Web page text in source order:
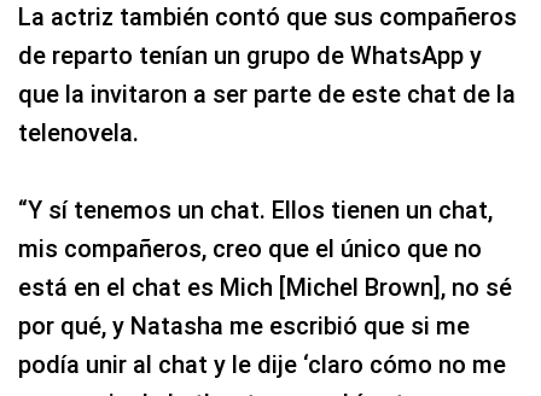
La actriz también contó que sus compañeros
de reparto tenían un grupo de WhatsApp y
que la invitaron a ser parte de este chat de la
telenovela.
“Y sí tenemos un chat. Ellos tienen un chat,
mis compañeros, creo que el único que no
está en el chat es Mich [Michel Brown], no sé
por qué, y Natasha me escribió que si me
podía unir al chat y le dije ‘claro cómo no me